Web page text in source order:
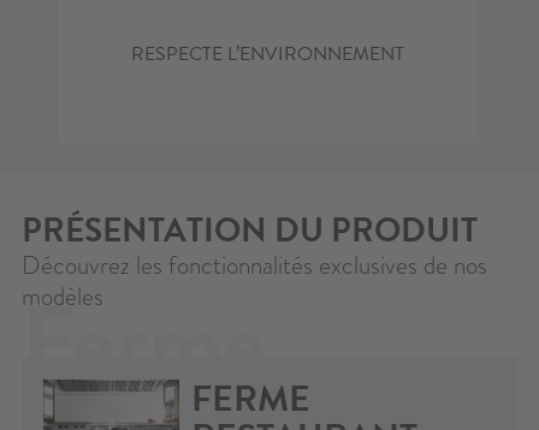
RESPECTE L’ENVIRONNEMENT
PRÉSENTATION DU PRODUIT
Découvrez les fonctionnalités exclusives de nos
modèles
FermeFERME